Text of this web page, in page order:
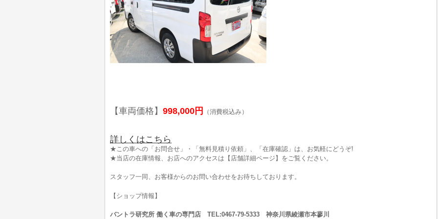
【車両価格】 998,000円 （消費税込み）
詳しくはこちら
★この車への「お問合せ」・「無料見積り依頼」、「在庫確認」は、お気軽にどうぞ!
★当店の在庫情報、お店へのアクセスは【店舗詳細ページ】をご覧ください。
スタッフ一同、お客様からのお問い合わせをお待ちしております。
【ショップ情報】
バントラ研究所 働く車の専門店 TEL:0467-79-5333 神奈川県綾瀬市本蓼川